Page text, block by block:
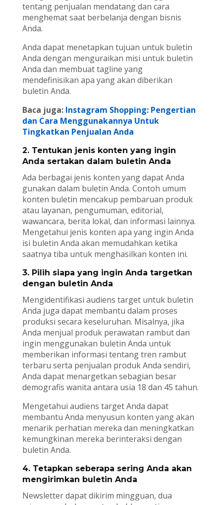
tentang penjualan mendatang dan cara
menghemat saat berbelanja dengan bisnis
Anda.
Anda dapat menetapkan tujuan untuk buletin
Anda dengan menguraikan misi untuk buletin
Anda dan membuat tagline yang
mendefinisikan apa yang akan diberikan
buletin Anda.
Baca juga: Instagram Shopping: Pengertian
dan Cara Menggunakannya Untuk
Tingkatkan Penjualan Anda
2. Tentukan jenis konten yang ingin
Anda sertakan dalam buletin Anda
Ada berbagai jenis konten yang dapat Anda
gunakan dalam buletin Anda. Contoh umum
konten buletin mencakup pembaruan produk
atau layanan, pengumuman, editorial,
wawancara, berita lokal, dan informasi lainnya.
Mengetahui jenis konten apa yang ingin Anda
isi buletin Anda akan memudahkan ketika
saatnya tiba untuk menghasilkan konten ini.
3. Pilih siapa yang ingin Anda targetkan
dengan buletin Anda
Mengidentifikasi audiens target untuk buletin
Anda juga dapat membantu dalam proses
produksi secara keseluruhan. Misalnya, jika
Anda menjual produk perawatan rambut dan
ingin menggunakan buletin Anda untuk
memberikan informasi tentang tren rambut
terbaru serta penjualan produk Anda sendiri,
Anda dapat menargetkan sebagian besar
demografis wanita antara usia 18 dan 45 tahun.
Mengetahui audiens target Anda dapat
membantu Anda menyusun konten yang akan
menarik perhatian mereka dan meningkatkan
kemungkinan mereka berinteraksi dengan
buletin Anda.
4. Tetapkan seberapa sering Anda akan
mengirimkan buletin Anda
Newsletter dapat dikirim mingguan, dua